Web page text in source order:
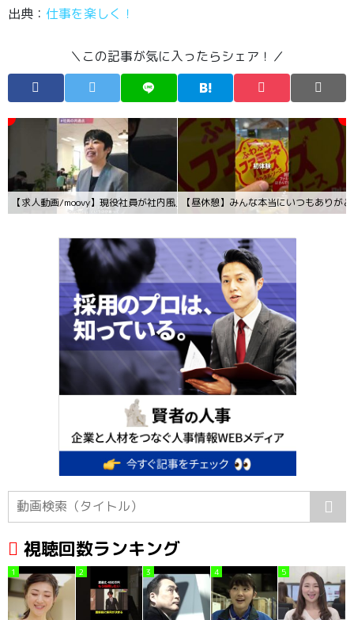
出典： 仕事を楽しく！
＼この記事が気に入ったらシェア！／
【昼休憩】みんな本当にいつもあり
【求人動画/moovy】現役社員が社内風土を語る！ 株式会社Regrit Partners
視聴回数ランキング
1 2 3 4 5